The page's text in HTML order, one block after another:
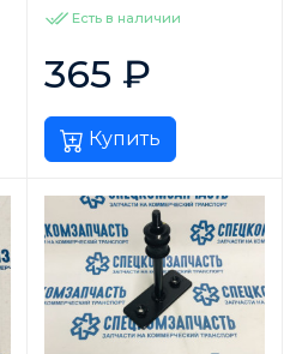
Есть в наличии
365 ₽
Купить